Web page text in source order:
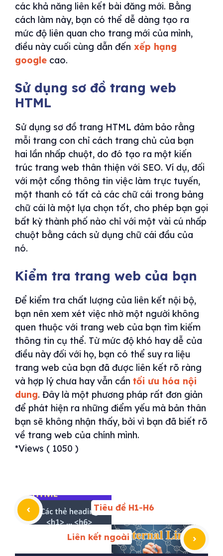
các khả năng liên kết bài đăng mới. Bằng
cách làm này, bạn có thể dễ dàng tạo ra
mức độ liên quan cho trang mới của mình,
điều này cuối cùng dẫn đến xếp hạng
google cao.
Sử dụng sơ đồ trang web
HTML
Sử dụng sơ đồ trang HTML đảm bảo rằng
mỗi trang con chỉ cách trang chủ của bạn
hai lần nhấp chuột, do đó tạo ra một kiến ​​
trúc trang web thân thiện với SEO. Ví dụ, đối
với một cổng thông tin việc làm trực tuyến,
một thanh có tất cả các chữ cái trong bảng
chữ cái là một lựa chọn tốt, cho phép bạn gọi
bất kỳ thành phố nào chỉ với một vài cú nhấp
chuột bằng cách sử dụng chữ cái đầu của
nó.
Kiểm tra trang web của bạn
Để kiểm tra chất lượng của liên kết nội bộ,
bạn nên xem xét việc nhờ một người không
quen thuộc với trang web của bạn tìm kiếm
thông tin cụ thể. Từ mức độ khó hay dễ của
điều này đối với họ, bạn có thể suy ra liệu
trang web của bạn đã được liên kết rõ ràng
và hợp lý chưa hay vẫn cần tối ưu hóa nội
dung. Đây là một phương pháp rất đơn giản
để phát hiện ra những điểm yếu mà bản thân
bạn sẽ không nhận thấy, bởi vì bạn đã biết rõ
về trang web của chính mình.
*Views ( 1050 )
Tiêu đề H1-H6
Liên kết ngoài